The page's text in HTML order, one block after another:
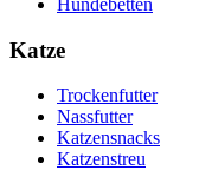
Hundebetten
Katze
Trockenfutter
Nassfutter
Katzensnacks
Katzenstreu